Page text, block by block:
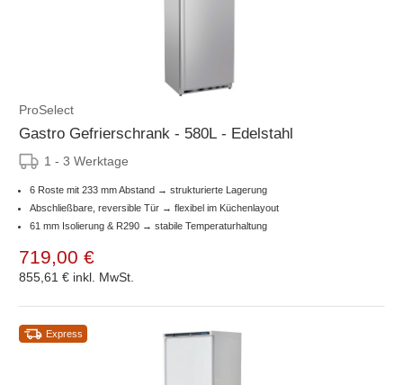
ProSelect
Gastro Gefrierschrank - 580L - Edelstahl
1 - 3 Werktage
6 Roste mit 233 mm Abstand → strukturierte Lagerung
Abschließbare, reversible Tür → flexibel im Küchenlayout
61 mm Isolierung & R290 → stabile Temperaturhaltung
719,00 €
855,61 € inkl. MwSt.
Express